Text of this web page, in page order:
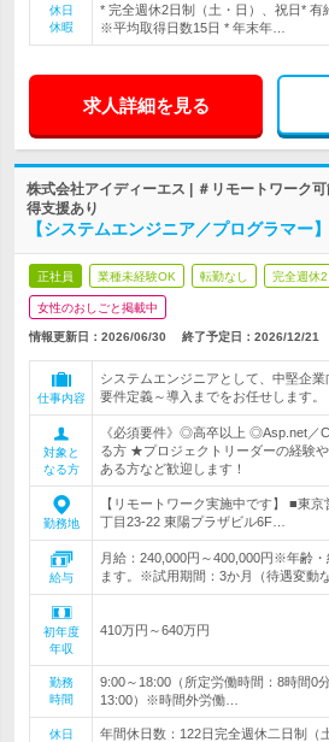
休日
休暇
* 完全週休2日制（土・日）、祝日* 有
※平均取得日数15日 * 年末年…
求人詳細を見る
株式会社アイディーエス | ＃リモートワーク
得支援あり
【システムエンジニア／プログラマ
正社員 業種未経験OK 転勤なし 完全週休2
女性のおしごと掲載中
情報更新日：2026/06/30 終了予定日： 2026/12/21
仕事内容
システムエンジニアとして、中堅企
要件定義～導入までをお任せします。
対象と
なる方
《必須要件》◎高卒以上 ◎Asp.net／
る方 ★プロジェクトリーダーの経験
ある方など歓迎します！
勤務地
【リモートワーク実施中です】 ■東
丁目23-22 東陽プラザビル6F…
給与
月給：240,000円～400,000円※年齢
ます。※試用期間：3か月（待遇変動な
初年度
年収
410万円～640万円
勤務
時間
9:00～18:00（所定労働時間：8時間0
13:00）※時間外労働…
休日
年間休日数：122日完全週休二日制（